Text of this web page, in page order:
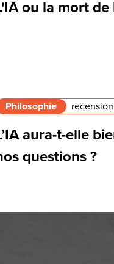
ou la mort de
Philosophie recension
aura-t-elle
questions ?